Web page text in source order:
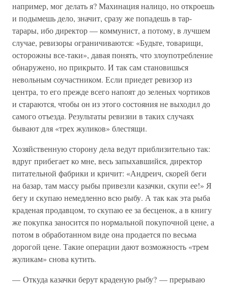
например, мог делать я? Махинация налицо, но откроешь
и подымешь дело, значит, сразу же попадешь в тар-
тарары, ибо директор — коммунист, а потому, в лучшем
случае, ревизоры ограничиваются: «Будьте, товарищи,
осторожны все-таки», давая понять, что злоупотребление
обнаружено, но прикрыто. И так сам становишься
невольным соучастником. Если приедет ревизор из
центра, то его прежде всего напоят до зеленых чортиков
и стараются, чтобы он из этого состояния не выходил до
самого отъезда. Результаты ревизии в таких случаях
бывают для «трех жуликов» блестящи.
Хозяйственную сторону дела ведут приблизительно так:
вдруг прибегает ко мне, весь запыхавшийся, директор
питательной фабрики и кричит: «Андреич, скорей беги
на базар, там массу рыбы привезли казачки, скупи ее!» Я
бегу и скупаю немедленно всю рыбу. А так как эта рыба
краденая продавцом, то скупаю ее за бесценок, а в книгу
же покупка заносится по нормальной покупочной цене, а
потом в обработанном виде она продается по весьма
дорогой цене. Такие операции дают возможность «трем
жуликам» снова кутить.
— Откуда казачки берут краденую рыбу? — прерываю